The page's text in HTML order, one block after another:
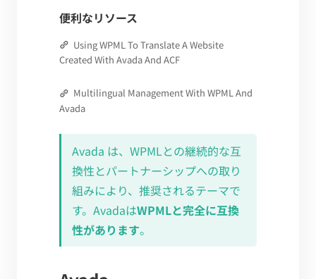
便利なリソース
Using WPML To Translate A Website
Created With Avada And ACF
Multilingual Management With WPML And
Avada
Avada は、WPMLとの継続的な互
換性とパートナーシップへの取り
組みにより、推奨されるテーマで
す。AvadaはWPMLと完全に互換
性があります。